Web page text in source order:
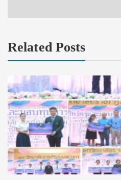
Related Posts